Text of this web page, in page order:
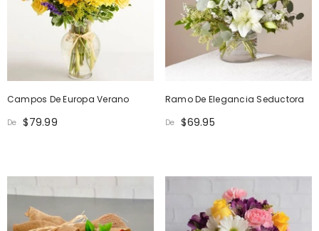
Campos De Europa Verano
De $79.99
Ramo De Elegancia Seductora
De $69.95